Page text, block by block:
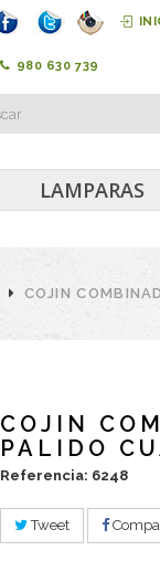
980 630 739
LAMPARAS
COJIN
COJIN
PALIDO
Referencia: 6248
Tweet